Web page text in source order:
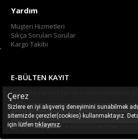
Yardım
Müşteri Hizmetleri
Sıkça Sorulan Sorular
Kargo Takibi
E-BÜLTEN KAYIT
Kampanyalarımızdan ve indirimlerimizden
olun.
Üyelik koşullarını
Çerez
Sizlere en iyi alışveriş deneyimini sunabilmek
sitemizde çerezler(cookies) kullanmaktayız.
için lütfentıklayınız.